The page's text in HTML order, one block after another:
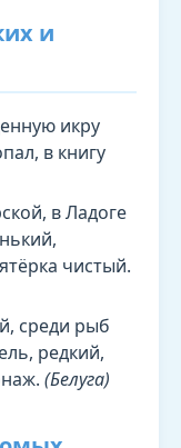
и
икру
в книгу
в Ладоге
чистый.
среди рыб
редкий,
(Белуга)